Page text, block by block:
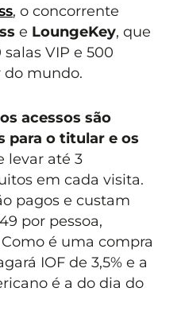
, o concorrente
e LoungeKey, que
VIP e 500
do mundo.
acessos são
para o titular e os
levar até 3
em cada visita.
pagos e custam
por pessoa,
é uma compra
IOF de 3,5% e a
é a do dia do